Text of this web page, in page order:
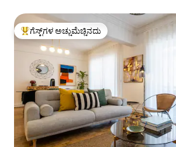
ಗೆಸ್ಟ್‌ಗಳಿಗೆ ಅತಿ ಹೆಚ್ಚು ಅಚ್ಚುಮೆಚ್ಚಿನದು
ಗೆಸ್ಟ್‌ಗಳ ಅಚ್ಚುಮೆಚ್ಚಿನದು